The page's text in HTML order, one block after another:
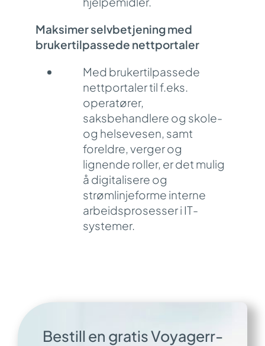
Maksimer selvbetjening med
brukertilpassede nettportaler
Med brukertilpassede
nettportaler til f.eks.
operatører,
saksbehandlere og skole-
og helsevesen, samt
foreldre, verger og
lignende roller, er det mulig
å digitalisere og
strømlinjeforme interne
arbeidsprosesser i IT-
systemer.
Bestill en gratis Voyagerr-